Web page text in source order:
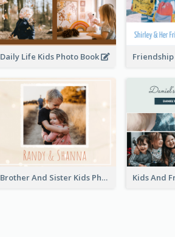
Daily Life Kids Photo Book
Brother And Sister Kids Photo Book